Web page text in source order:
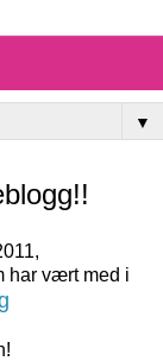
▼
har vært med i